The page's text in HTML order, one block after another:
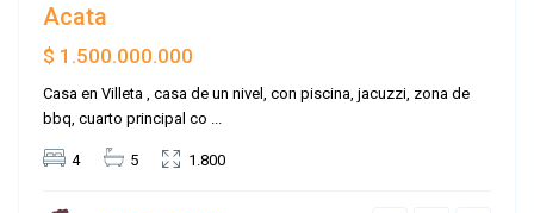
Acata
$ 1.500.000.000
Casa en Villeta , casa de un nivel, con piscina, jacuzzi, zona de
bbq, cuarto principal co
4 5 1.800